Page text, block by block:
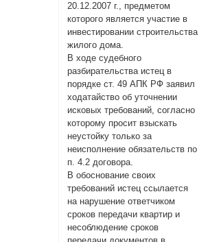
20.12.2007 г., предметом
которого является участие в
инвестировании строительства
жилого дома.
В ходе судебного
разбирательства истец в
порядке ст. 49 АПК РФ заявил
ходатайство об уточнении
исковых требований, согласно
которому просит взыскать
неустойку только за
неисполнение обязательств по
п. 4.2 договора.
В обоснование своих
требований истец ссылается
на нарушение ответчиком
сроков передачи квартир и
несоблюдение сроков